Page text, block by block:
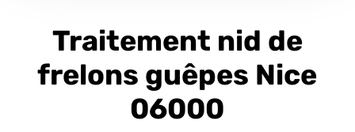
Traitement nid de
frelons guêpes Nice
06000